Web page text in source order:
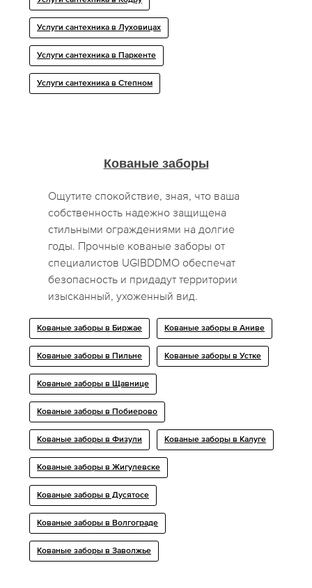
Услуги сантехника в Луховицах
Услуги сантехника в Паркенте
Услуги сантехника в Степном
Кованые заборы
Ощутите спокойствие, зная, что ваша
собственность надежно защищена
стильными ограждениями на долгие
годы. Прочные кованые заборы от
специалистов UGIBDDMO обеспечат
безопасность и придадут территории
изысканный, ухоженный вид.
Кованые заборы в Биржае Кованые заборы в Аниве
Кованые заборы в Пильне Кованые заборы в Устке
Кованые заборы в Щавнице
Кованые заборы в Побиерово
Кованые заборы в Физули Кованые заборы в Калуге
Кованые заборы в Жигулевске
Кованые заборы в Дусятосе
Кованые заборы в Волгограде
Кованые заборы в Заволжье